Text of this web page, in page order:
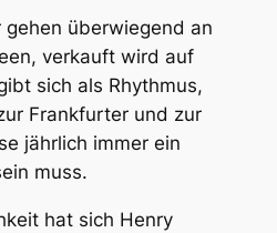
überwiegend an
verkauft wird auf
sich als Rhythmus,
Frankfurter und zur
jährlich immer ein
muss.
hat sich Henry